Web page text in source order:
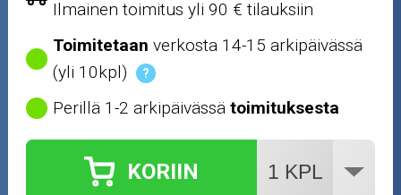
Öljyt ja kemikaalit
Työkalut
Ilmainen toimitus yli 90 € tilauksiin
Toimitetaan verkosta 14-15 arkipäivässä
(yli 10kpl)
?
Perillä 1-2 arkipäivässätoimituksesta
KORIIN